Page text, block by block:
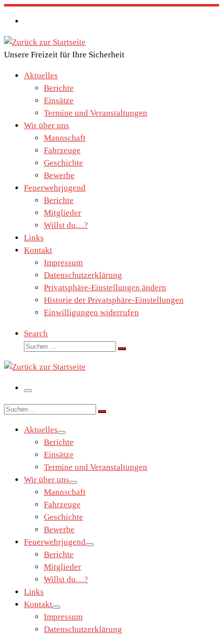
Zum
Inhalt
springen
Unsere Freizeit für Ihre Sicherheit
Aktuelles
Berichte
Einsätze
Termine und Veranstaltungen
Wir über uns
Mannschaft
Fahrzeuge
Geschichte
Bewerbe
Feuerwehrjugend
Berichte
Mitglieder
Willst du…?
Links
Kontakt
Impressum
Datenschutzerklärung
Privatsphäre-Einstellungen ändern
Historie der Privatsphäre-Einstellungen
Einwilligungen widerrufen
Search
Suche
Suchen …
Menü
Suche
Suchen …
Aktuelles
Berichte
Einsätze
Termine und Veranstaltungen
Wir über uns
Mannschaft
Fahrzeuge
Geschichte
Bewerbe
Feuerwehrjugend
Berichte
Mitglieder
Willst du…?
Links
Kontakt
Impressum
Datenschutzerklärung